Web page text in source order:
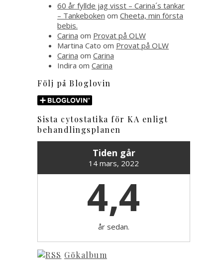
60 år fyllde jag visst – Carina´s tankar
– Tankeboken om Cheeta, min första
bebis.
Carina om Provat på OLW
Martina Cato om Provat på OLW
Carina om Carina
Indira om Carina
Följ på Bloglovin
Sista cytostatika för KA enligt
behandlingsplanen
Tiden går
14 mars, 2022
4,4
år sedan.
Gökalbum